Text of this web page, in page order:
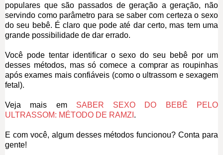
populares que são passados de geração a geração, não
servindo como parâmetro para se saber com certeza o sexo
do seu bebê. É claro que pode até dar certo, mas tem uma
grande possibilidade de dar errado.
Você pode tentar identificar o sexo do seu bebê por um
desses métodos, mas só comece a comprar as roupinhas
após exames mais confiáveis (como o ultrassom e sexagem
fetal).
Veja mais em SABER SEXO DO BEBÊ PELO
ULTRASSOM: MÉTODO DE RAMZI .
E com você, algum desses métodos funcionou? Conta para
gente!